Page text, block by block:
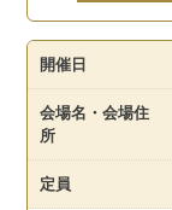
開催日
会場名・会場住
所
定員